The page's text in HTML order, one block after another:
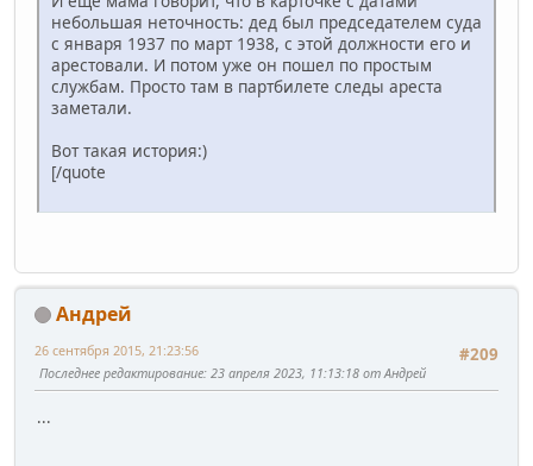
небольшая неточность: дед был председателем суда
с января 1937 по март 1938, с этой должности его и
арестовали. И потом уже он пошел по простым
службам. Просто там в партбилете следы ареста
заметали.
Вот такая история:)
[/quote
Андрей
#209
26 сентября 2015, 21:23:56
Последнее редактирование: 23 апреля 2023, 11:13:18 от Андрей
...